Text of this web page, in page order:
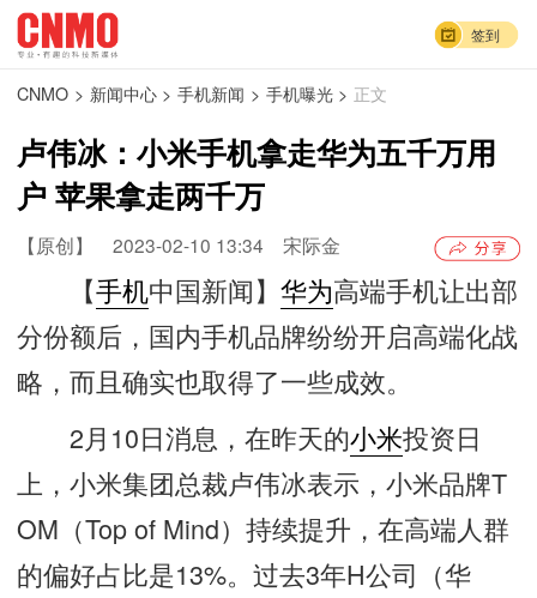
签到
CNMO > 新闻中心 > 手机新闻 > 手机曝光 > 正文
卢伟冰：小米手机拿走华为五千万用
户 苹果拿走两千万
【原创】 2023-02-10 13:34 宋际金
【手机中国新闻】华为高端手机让出部
分份额后，国内手机品牌纷纷开启高端化战
略，而且确实也取得了一些成效。
2月10日消息，在昨天的小米投资日
上，小米集团总裁卢伟冰表示，小米品牌T
OM（Top of Mind）持续提升，在高端人群
的偏好占比是13%。过去3年H公司（华